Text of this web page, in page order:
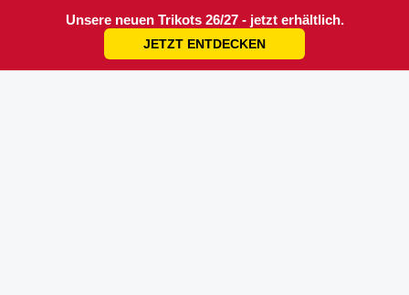
Unsere neuen Trikots 26/27 - jetzt erhältlich.
JETZT ENTDECKEN